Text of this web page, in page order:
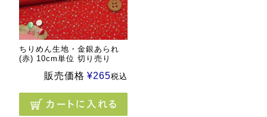
ちりめん生地・金銀あられ
(赤) 10cm単位 切り売り
販売価格 ¥265税込